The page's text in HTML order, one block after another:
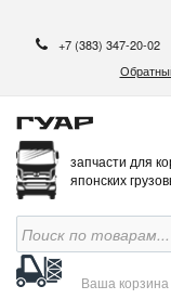
+7 (383) 347-20-02
запчасти для
японских
Ваша корзина